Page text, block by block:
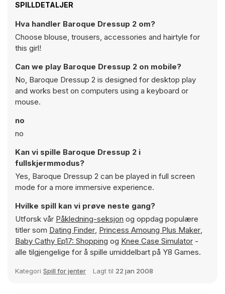
SPILLDETALJER
Hva handler Baroque Dressup 2 om?
Choose blouse, trousers, accessories and hairtyle for
this girl!
Can we play Baroque Dressup 2 on mobile?
No, Baroque Dressup 2 is designed for desktop play
and works best on computers using a keyboard or
mouse.
no
no
Kan vi spille Baroque Dressup 2 i
fullskjermmodus?
Yes, Baroque Dressup 2 can be played in full screen
mode for a more immersive experience.
Hvilke spill kan vi prøve neste gang?
Utforsk vår Påkledning-seksjon og oppdag populære
titler som Dating Finder, Princess Amoung Plus Maker,
Baby Cathy Ep17: Shopping og Knee Case Simulator -
alle tilgjengelige for å spille umiddelbart på Y8 Games.
Kategori Spill for jenter Lagt til 22 jan 2008